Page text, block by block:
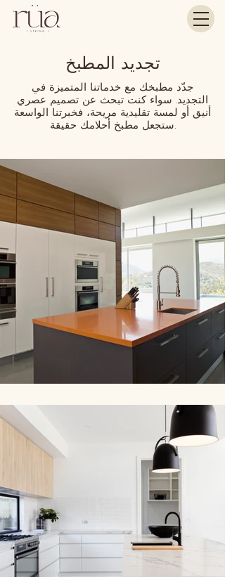
تجديد المطبخ
جدّد مطبخك مع خدماتنا المتميزة في
التجديد. سواء كنت تبحث عن تصميم عصري
أنيق أو لمسة تقليدية مريحة، فخبرتنا الواسعة
ستجعل مطبخ أحلامك حقيقة.